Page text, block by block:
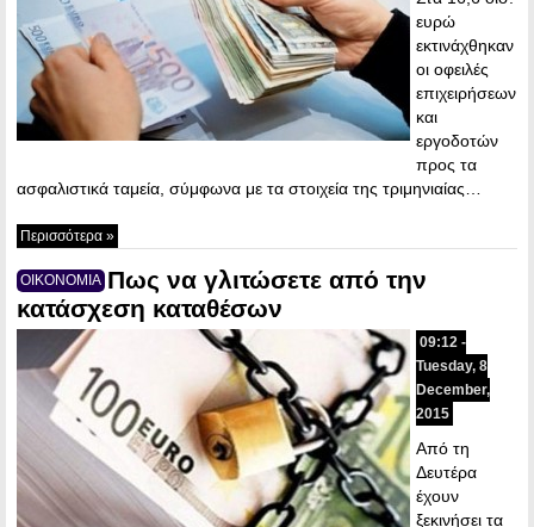
ευρώ
εκτινάχθηκαν
οι οφειλές
επιχειρήσεων
και
εργοδοτών
προς τα
ασφαλιστικά ταμεία, σύμφωνα με τα στοιχεία της τριμηνιαίας…
Περισσότερα »
ΟΙΚΟΝΟΜΙΑ Πως να γλιτώσετε από την
κατάσχεση καταθέσων
09:12 -
Tuesday, 8
December,
2015
Από τη
Δευτέρα
έχουν
ξεκινήσει τα